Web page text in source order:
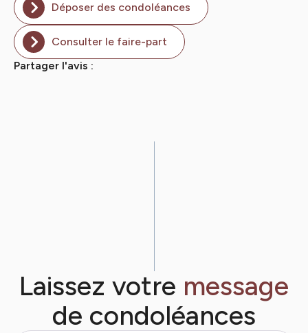
Déposer des condoléances
Consulter le faire-part
Partager l'avis :
Laissez votre message
de condoléances